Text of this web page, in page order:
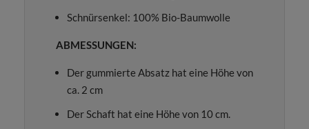
Schnürsenkel: 100% Bio-Baumwolle
ABMESSUNGEN:
Der gummierte Absatz hat eine Höhe von
ca. 2 cm
Der Schaft hat eine Höhe von 10 cm.